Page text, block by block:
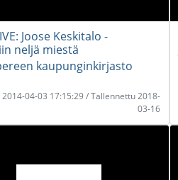
Joose Keskitalo -
neljä miestä
kaupunginkirjasto
2014-04-03 17:15:29 / Tallennettu 2018-
03-16